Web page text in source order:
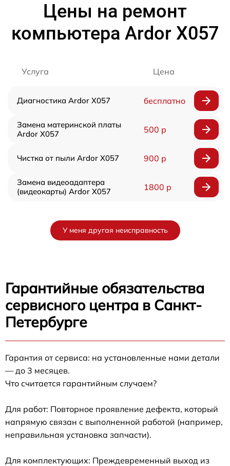
Цены на ремонт
компьютера Ardor X057
Услуга Цена
Диагностика Ardor X057 бесплатно
Замена материнской платы
Ardor X057
500 р
Чистка от пыли Ardor X057 900 р
Замена видеоадаптера
(видеокарты) Ardor X057
1800 р
У меня другая неисправность
Гарантийные обязательства
сервисного центра в Санкт-
Петербурге
Гарантия от сервиса: на установленные нами детали
— до 3 месяцев.
Что считается гарантийным случаем?
Для работ: Повторное проявление дефекта, который
напрямую связан с выполненной работой (например,
неправильная установка запчасти).
Для комплектующих: Преждевременный выход из